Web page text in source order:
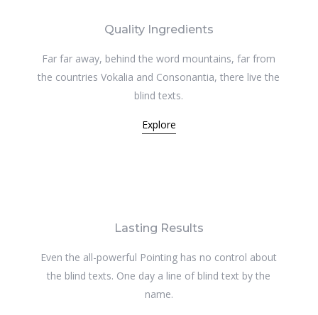
Quality Ingredients
Far far away, behind the word mountains, far from
the countries Vokalia and Consonantia, there live the
blind texts.
Explore
Lasting Results
Even the all-powerful Pointing has no control about
the blind texts. One day a line of blind text by the
name.